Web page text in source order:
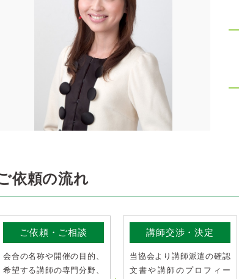
依頼の流れ
ご依頼・ご相談
会合の名称や開催の目的、
希望する講師の専門分野、
講師交渉・決定
当協会より講師派遣の確認
文書や講師のプロフィー